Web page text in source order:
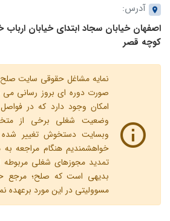
آدرس:
اصفهان خیابان سجاد ابتدای خیابان
کوچه قصر
نمایه مشاغل حقوقی سایت
صورت دوره ای بروز رسانی می
امکان وجود دارد که در
وضعیت شغلی برخی از
وبسایت دستخوش تغییر شده
خواهشمندیم هنگام مراجعه
تمدید مجوزهای شغلی مربوطه
بدیهی است که صلح؛ مرجع
مسوولیتی در این مورد برعهده